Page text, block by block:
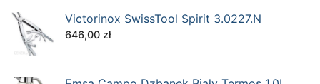
Victorinox SwissTool Spirit 3.0227.N
646,00 zł